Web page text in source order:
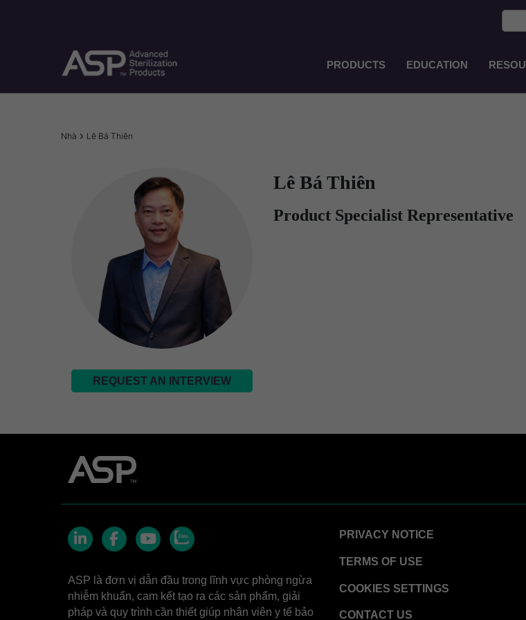
Main
PRODUCTS EDUCATION
Breadcrumb
Nhà Lê Bá Thiên
REQUEST AN INTERVIEW
Lê Bá Thiên
Product Specialist Representative
Zalo
ASP là đơn vị dẫn đầu trong lĩnh vực phòng ngừa
nhiễm khuẩn, cam kết tạo ra các sản phẩm, giải
pháp và quy trình cần thiết giúp nhân viên y tế bảo
PRIVACY NOTICE
TERMS OF USE
COOKIES SETTINGS
CONTACT US